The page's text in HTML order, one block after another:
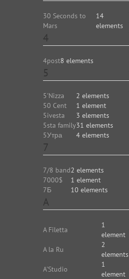
30 Seconds to
Mars
14
elements
4
4post8 elements
5
5'Nizza
2 elements
50 Cent
1 element
5ivesta
3 elements
5sta family31 elements
5Утра
4 elements
7
7/8 band2 elements
7000$
1 element
7Б
10 elements
A
A Filetta
1
element
A la Ru
2
elements
A'Studio
1
element